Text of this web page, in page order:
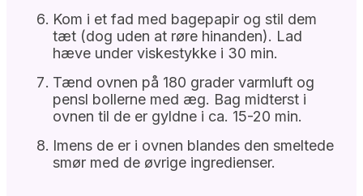
Kom i et fad med bagepapir og stil dem
tæt (dog uden at røre hinanden). Lad
hæve under viskestykke i 30 min.
Tænd ovnen på 180 grader varmluft og
pensl bollerne med æg. Bag midterst i
ovnen til de er gyldne i ca. 15-20 min.
Imens de er i ovnen blandes den smeltede
smør med de øvrige ingredienser.